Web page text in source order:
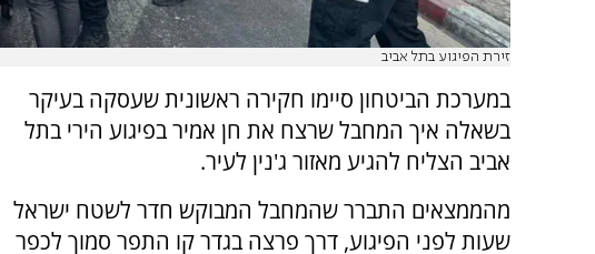
זירת הפיגוע בתל אביב
במערכת הביטחון סיימו חקירה ראשונית שעסקה בעיקר
בשאלה איך המחבל שרצח את חן אמיר בפיגוע הירי בתל
אביב הצליח להגיע מאזור ג'נין לעיר.
מהממצאים התברר שהמחבל המבוקש חדר לשטח ישראל
שעות לפני הפיגוע, דרך פרצה בגדר קו התפר סמוך לכפר